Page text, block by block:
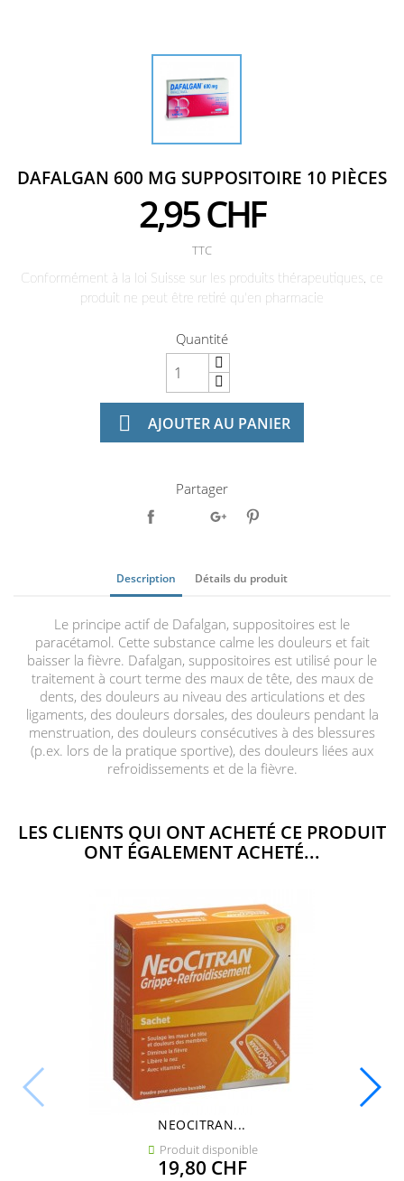
DAFALGAN 600 MG SUPPOSITOIRE 10 PIÈCES
2,95 CHF
TTC
Conformément à la loi Suisse sur les produits thérapeutiques, ce
produit ne peut être retiré qu'en pharmacie
Quantité
 AJOUTER AU PANIER
Partager
Description Détails du produit
Le principe actif de Dafalgan, suppositoires est le
paracétamol. Cette substance calme les douleurs et fait
baisser la fièvre. Dafalgan, suppositoires est utilisé pour le
traitement à court terme des maux de tête, des maux de
dents, des douleurs au niveau des articulations et des
ligaments, des douleurs dorsales, des douleurs pendant la
menstruation, des douleurs consécutives à des blessures
(p.ex. lors de la pratique sportive), des douleurs liées aux
refroidissements et de la fièvre.
LES CLIENTS QUI ONT ACHETÉ CE PRODUIT
ONT ÉGALEMENT ACHETÉ...
NEOCITRAN...
 Produit disponible
Prix
19,80 CHF